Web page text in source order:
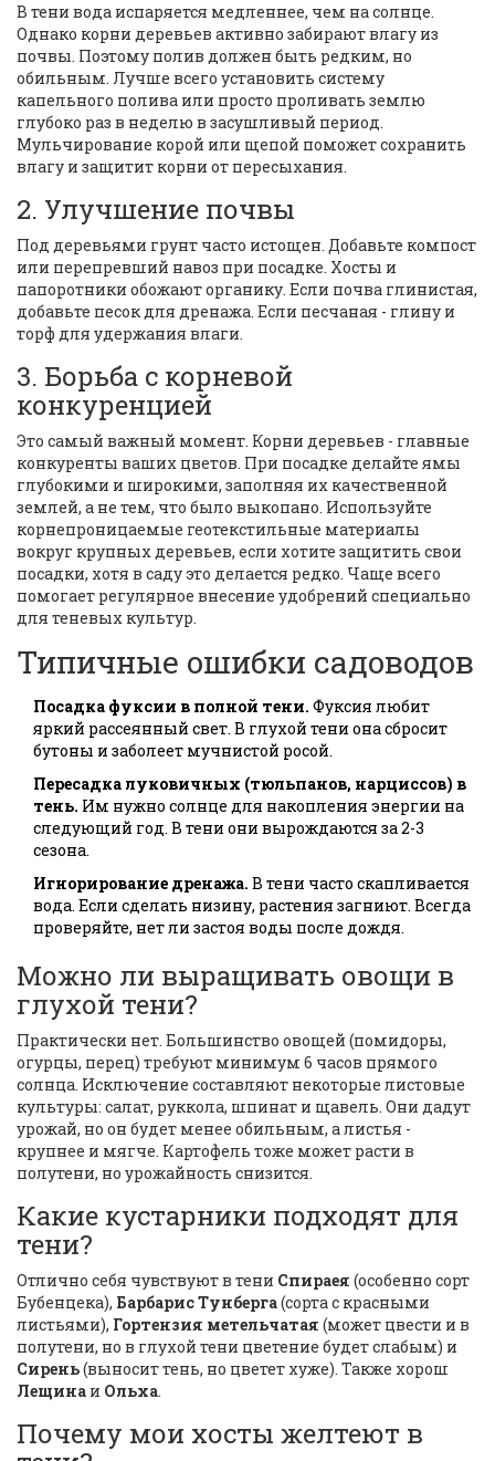
В тени вода испаряется медленнее, чем на солнце.
Однако корни деревьев активно забирают влагу из
почвы. Поэтому полив должен быть редким, но
обильным. Лучше всего установить систему
капельного полива или просто проливать землю
глубоко раз в неделю в засушливый период.
Мульчирование корой или щепой поможет сохранить
влагу и защитит корни от пересыхания.
2. Улучшение почвы
Под деревьями грунт часто истощен. Добавьте компост
или перепревший навоз при посадке. Хосты и
папоротники обожают органику. Если почва глинистая,
добавьте песок для дренажа. Если песчаная - глину и
торф для удержания влаги.
3. Борьба с корневой
конкуренцией
Это самый важный момент. Корни деревьев - главные
конкуренты ваших цветов. При посадке делайте ямы
глубокими и широкими, заполняя их качественной
землей, а не тем, что было выкопано. Используйте
корнепроницаемые геотекстильные материалы
вокруг крупных деревьев, если хотите защитить свои
посадки, хотя в саду это делается редко. Чаще всего
помогает регулярное внесение удобрений специально
для теневых культур.
Типичные ошибки садоводов
Посадка фуксии в полной тени. Фуксия любит
яркий рассеянный свет. В глухой тени она сбросит
бутоны и заболеет мучнистой росой.
Пересадка луковичных (тюльпанов, нарциссов) в
тень. Им нужно солнце для накопления энергии на
следующий год. В тени они вырождаются за 2-3
сезона.
Игнорирование дренажа. В тени часто скапливается
вода. Если сделать низину, растения загниют. Всегда
проверяйте, нет ли застоя воды после дождя.
Можно ли выращивать овощи в
глухой тени?
Практически нет. Большинство овощей (помидоры,
огурцы, перец) требуют минимум 6 часов прямого
солнца. Исключение составляют некоторые листовые
культуры: салат, руккола, шпинат и щавель. Они дадут
урожай, но он будет менее обильным, а листья -
крупнее и мягче. Картофель тоже может расти в
полутени, но урожайность снизится.
Какие кустарники подходят для
тени?
Отлично себя чувствуют в тени Спираея (особенно сорт
Бубенцека), Барбарис Тунберга(сорта с красными
листьями), Гортензия метельчатая (может цвести и в
полутени, но в глухой тени цветение будет слабым) и
Сирень(выносит тень, но цветет хуже). Также хорош
Лещина и Ольха.
Почему мои хосты желтеют в